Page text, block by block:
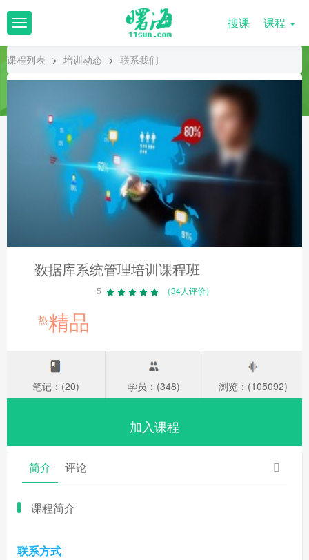
T
o
g
l
搜课 课程
课程列表 > 培训动态 > 联系我们
数据库系统管理培训课程班
5 （34人评价）
热精品
笔记：(20) 学员：(348) 浏览：(105092)
加入课程
简介 评论
课程简介
联系方式